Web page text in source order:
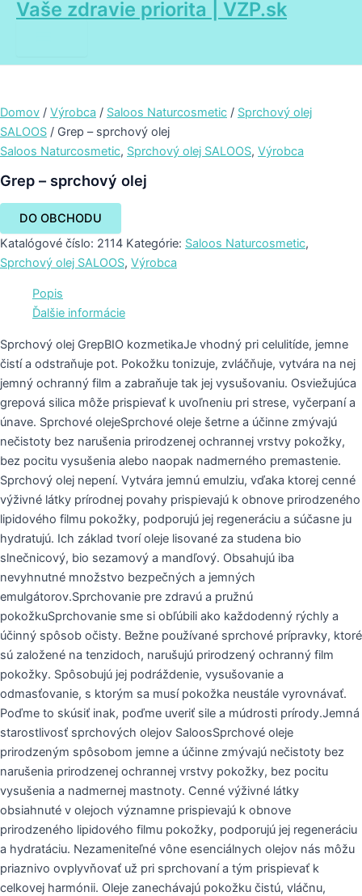
Preskočiť
Vaše zdravie priorita | VZP.sk
Main
Menu
Domov / Výrobca / Saloos Naturcosmetic / Sprchový olej
SALOOS / Grep – sprchový olej
Saloos Naturcosmetic, Sprchový olej SALOOS, Výrobca
Grep – sprchový olej
DO OBCHODU
Katalógové číslo: 2114 Kategórie: Saloos Naturcosmetic,
Sprchový olej SALOOS, Výrobca
Popis
Ďalšie informácie
Sprchový olej GrepBIO kozmetikaJe vhodný pri celulitíde, jemne
čistí a odstraňuje pot. Pokožku tonizuje, zvláčňuje, vytvára na nej
jemný ochranný film a zabraňuje tak jej vysušovaniu. Osviežujúca
grepová silica môže prispievať k uvoľneniu pri strese, vyčerpaní a
únave. Sprchové olejeSprchové oleje šetrne a účinne zmývajú
nečistoty bez narušenia prirodzenej ochrannej vrstvy pokožky,
bez pocitu vysušenia alebo naopak nadmerného premastenie.
Sprchový olej nepení. Vytvára jemnú emulziu, vďaka ktorej cenné
výživné látky prírodnej povahy prispievajú k obnove prirodzeného
lipidového filmu pokožky, podporujú jej regeneráciu a súčasne ju
hydratujú. Ich základ tvorí oleje lisované za studena bio
slnečnicový, bio sezamový a mandľový. Obsahujú iba
nevyhnutné množstvo bezpečných a jemných
emulgátorov.Sprchovanie pre zdravú a pružnú
pokožkuSprchovanie sme si obľúbili ako každodenný rýchly a
účinný spôsob očisty. Bežne používané sprchové prípravky, ktoré
sú založené na tenzidoch, narušujú prirodzený ochranný film
pokožky. Spôsobujú jej podráždenie, vysušovanie a
odmasťovanie, s ktorým sa musí pokožka neustále vyrovnávať.
Poďme to skúsiť inak, poďme uveriť sile a múdrosti prírody.Jemná
starostlivosť sprchových olejov SaloosSprchové oleje
prirodzeným spôsobom jemne a účinne zmývajú nečistoty bez
narušenia prirodzenej ochrannej vrstvy pokožky, bez pocitu
vysušenia a nadmernej mastnoty. Cenné výživné látky
obsiahnuté v olejoch významne prispievajú k obnove
prirodzeného lipidového filmu pokožky, podporujú jej regeneráciu
a hydratáciu. Nezameniteľné vône esenciálnych olejov nás môžu
priaznivo ovplyvňovať už pri sprchovaní a tým prispievať k
celkovej harmónii. Oleje zanechávajú pokožku čistú, vláčnu,